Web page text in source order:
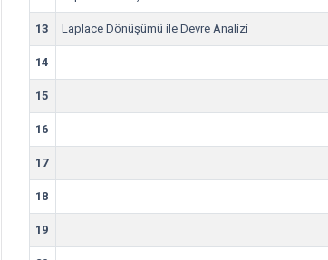
13 Laplace Dönüşümü ile Devre Analizi
14
15
16
17
18
19